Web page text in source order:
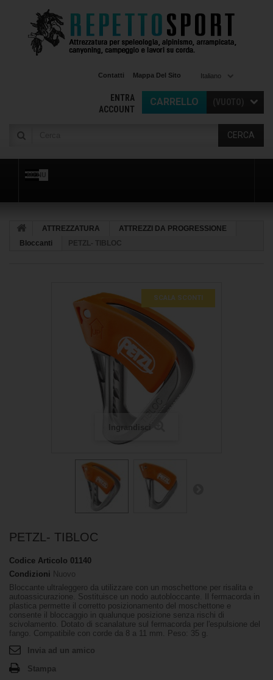
Italiano
Contatti Mappa Del Sito
CARRELLO
ENTRA
ACCOUNT
CERCA
MENU
ATTREZZATURA
ATTREZZI DA PROGRESSIONE
Bloccanti
PETZL- TIBLOC
SCALA SCONTI
Ingrandisci
PETZL- TIBLOC
Codice Articolo 01140
Condizioni Nuovo
Bloccante ultraleggero da utilizzare con un moschettone per risalita e
autoassicurazione. Sostituisce un nodo autobloccante. Il fermacorda in
plastica permette il corretto posizionamento del moschettone e
consente il bloccaggio in qualunque posizione senza rischi di
scivolamento. Dotato di scanalature sul fermacorda per l'espulsione del
fango. Compatibile con corde da 8 a 11 mm. Peso: 35 g.
Invia ad un amico
Stampa